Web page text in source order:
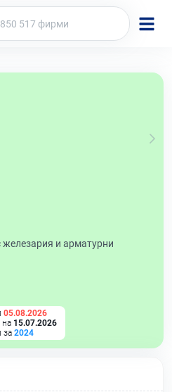
железария и арматурни
05.08.2026
на 15.07.2026
за 2024